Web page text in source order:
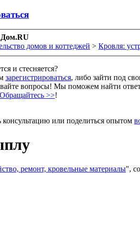
домов и коттеджей > Кровля:
и стесняется?
зарегистрироваться, либо зайти под
вопросы! Мы поможем найти
Обращайтесь >>!
консультацию или поделиться опытом
ремонт, кровельные материалы",